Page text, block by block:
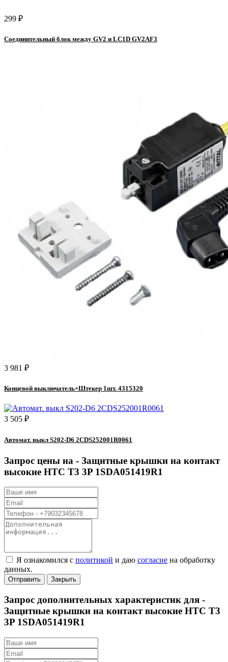
299 ₽
Соединительный блок между GV2 и LC1D GV2AF3
3 981 ₽
Концевой выключатель+Штекер 1шт. 4315320
3 505 ₽
Автомат. выкл S202-D6 2CDS252001R0061
Запрос цены на - Защитные крышки на контакт
высокие НТС Т3 3P 1SDA051419R1
Я ознакомился с политикой и даю согласие на обработку
данных.
Отправить Закрыть
Запрос дополнительных характеристик для -
Защитные крышки на контакт высокие НТС Т3
3P 1SDA051419R1